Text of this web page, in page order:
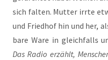
sich fal­ten. Mut­ter irr­te
und Fried­hof hin und her,
ba­re Ware in gleich­falls
Das Radio erzählt,